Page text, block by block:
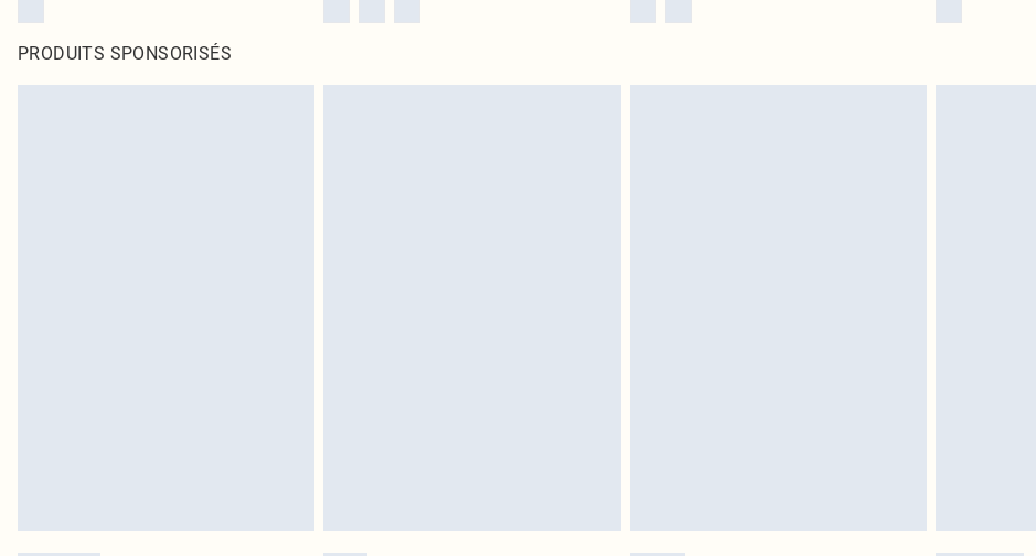
PRODUITS SPONSORISÉS